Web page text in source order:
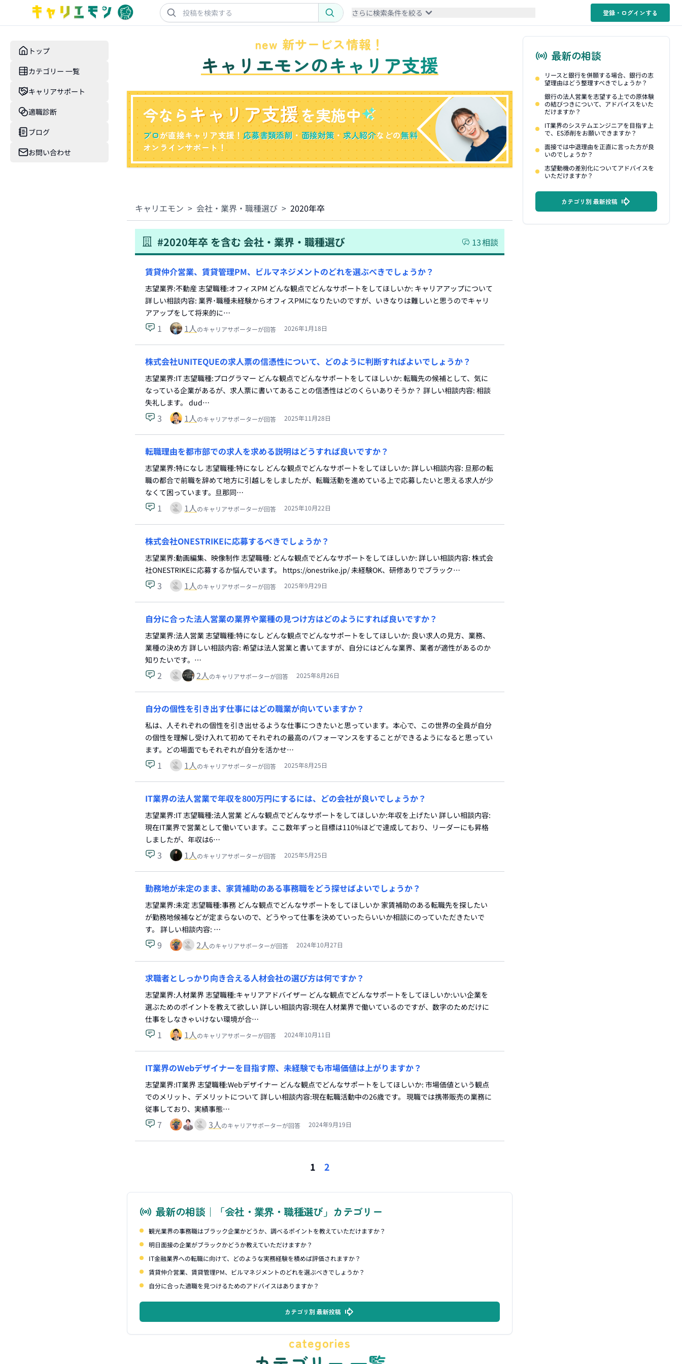
さらに検索条件を絞る 登録・ログインする
トップ
カテゴリー 一覧
キャリアサポート
適職診断
ブログ
お問い合わせ
new 新サービス情報！
キャリエモンのキャリア支援
今ならキャリア支援を実施中
プロが直接キャリア支援！応募書類添削 ・面接対策 ・求人紹介などの無料
オンラインサポート！
キャリエモン > 会社・業界・職種選び > 2020年卒
#2020年卒 を含む 会社・業界・職種選び 13相談
賃貸仲介営業、賃貸管理PM、ビルマネジメントのどれを選ぶべきでしょうか？
志望業界:不動産 志望職種:オフィスPM どんな観点でどんなサポートをしてほしいか: キャリアアップについて
詳しい相談内容: 業界･職種未経験からオフィスPMになりたいのですが、いきなりは難しいと思うのでキャリ
アアップをして将来的に…
1 1人のキャリアサポーターが回答 2026年1月18日
株式会社UNITEQUEの求人票の信憑性について、どのように判断すればよいでしょうか？
志望業界:IT 志望職種:プログラマー どんな観点でどんなサポートをしてほしいか: 転職先の候補として、気に
なっている企業があるが、求人票に書いてあることの信憑性はどのくらいありそうか？ 詳しい相談内容: 相談
失礼します。 dud…
3 1人のキャリアサポーターが回答 2025年11月28日
転職理由を都市部での求人を求める説明はどうすれば良いですか？
志望業界:特になし 志望職種:特になし どんな観点でどんなサポートをしてほしいか: 詳しい相談内容: 旦那の転
職の都合で前職を辞めて地方に引越しをしましたが、転職活動を進めている上で応募したいと思える求人が少
なくて困っています。旦那同…
1 1人のキャリアサポーターが回答 2025年10月22日
株式会社ONESTRIKEに応募するべきでしょうか？
志望業界:動画編集、映像制作 志望職種: どんな観点でどんなサポートをしてほしいか: 詳しい相談内容: 株式会
社ONESTRIKEに応募するか悩んでいます。 https://onestrike.jp/ 未経験OK、研修ありでブラック…
3 1人のキャリアサポーターが回答 2025年9月29日
自分に合った法人営業の業界や業種の見つけ方はどのようにすれば良いですか？
志望業界:法人営業 志望職種:特になし どんな観点でどんなサポートをしてほしいか: 良い求人の見方、業務、
業種の決め方 詳しい相談内容: 希望は法人営業と書いてますが、自分にはどんな業界、業者が適性があるのか
知りたいです。…
2 2人のキャリアサポーターが回答 2025年8月26日
自分の個性を引き出す仕事にはどの職業が向いていますか？
私は、人それぞれの個性を引き出せるような仕事につきたいと思っています。本心で、この世界の全員が自分
の個性を理解し受け入れて初めてそれぞれの最高のパフォーマンスをすることができるようになると思ってい
ます。どの場面でもそれぞれが自分を活かせ…
1 1人のキャリアサポーターが回答 2025年8月25日
IT業界の法人営業で年収を800万円にするには、どの会社が良いでしょうか？
志望業界:IT 志望職種:法人営業 どんな観点でどんなサポートをしてほしいか:年収を上げたい 詳しい相談内容:
現在IT業界で営業として働いています。ここ数年ずっと目標は110%ほどで達成しており、リーダーにも昇格
しましたが、年収は6…
3 1人のキャリアサポーターが回答 2025年5月25日
勤務地が未定のまま、家賃補助のある事務職をどう探せばよいでしょうか？
志望業界:未定 志望職種:事務 どんな観点でどんなサポートをしてほしいか 家賃補助のある転職先を探したい
が勤務地候補などが定まらないので、どうやって仕事を決めていったらいいか相談にのっていただきたいで
す。 詳しい相談内容: …
9 2人のキャリアサポーターが回答 2024年10月27日
求職者としっかり向き合える人材会社の選び方は何ですか？
志望業界:人材業界 志望職種:キャリアアドバイザー どんな観点でどんなサポートをしてほしいか:いい企業を
選ぶためのポイントを教えて欲しい 詳しい相談内容:現在人材業界で働いているのですが、数字のためだけに
仕事をしなきゃいけない環境が合…
1 1人のキャリアサポーターが回答 2024年10月11日
IT業界のWebデザイナーを目指す際、未経験でも市場価値は上がりますか？
志望業界:IT業界 志望職種:Webデザイナー どんな観点でどんなサポートをしてほしいか: 市場価値という観点
でのメリット、デメリットについて 詳しい相談内容:現在転職活動中の26歳です。 現職では携帯販売の業務に
従事しており、実績事態…
7 3人のキャリアサポーターが回答 2024年9月19日
1 2
最新の相談｜「会社・業界・職種選び」カテゴリー
観光業界の事務職はブラック企業かどうか、調べるポイントを教えていただけますか？
明日面接の企業がブラックかどうか教えていただけますか？
IT金融業界への転職に向けて、どのような実務経験を積めば評価されますか？
賃貸仲介営業、賃貸管理PM、ビルマネジメントのどれを選ぶべきでしょうか？
自分に合った適職を見つけるためのアドバイスはありますか？
カテゴリ別 最新投稿
categories
最新の相談
リースと銀行を併願する場合、銀行の志
望理由はどう整理すべきでしょうか？
銀行の法人営業を志望する上での原体験
の結びつきについて、アドバイスをいた
だけますか？
IT業界のシステムエンジニアを目指す上
で、ES添削をお願いできますか？
面接では中退理由を正直に言った方が良
いのでしょうか？
志望動機の差別化についてアドバイスを
いただけますか？
カテゴリ別 最新投稿